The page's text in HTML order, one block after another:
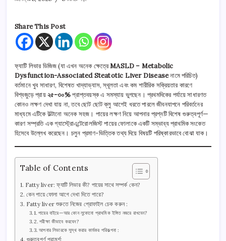
Share This Post
ফ্যাটি লিভার ডিজিজ (যা এখন অনেক ক্ষেত্রেMASLD – Metabolic
Dysfunction-Associated Steatotic Liver Diseaseনামে পরিচিত)
বর্তমানে খুব সাধারণ, বিশেষত খাদ্যাভ্যাস, স্থূলতা এবং কম শারীরিক সক্রিয়তার কারণে
বিশ্বজুড়ে প্রায়২৫-৩০%প্রাপ্তবয়স্ক এ সমস্যায় ভুগছেন। প্রথমদিকের পর্যায়ে সাধারণত
কোনও লক্ষণ দেখা যায় না, তবে ছোট ছোট ক্লু আগেই ধরতে পারলে জীবনযাপনে পরিবর্তনের
মাধ্যমে এটিকে উল্টানো অনেক সহজ। পায়ের লক্ষণ নিয়ে আপনার প্রশ্নটি বিশেষ গুরুত্বপূর্ণ—
কারণ সম্প্রতি এক গ্যাস্ট্রোএন্টেরোলজিস্ট পায়ের ফোলাকে একটি সম্ভাব্য প্রাথমিক সংকেত
হিসেবে উল্লেখ করেছেন। চলুন প্রমাণ-ভিত্তিক তথ্য দিয়ে বিষয়টি পরিষ্কারভাবে বোঝা যাক।
Table of Contents
Fatty liver: ফ্যাটি লিভার কী? পায়ের সাথে সম্পর্ক কেন?
কেন পায়ে ফোলা আগে দেখা দিতে পারে?
Fatty liver শুরুতে নিজের প্রোফাইল চেক করুন :
পায়ের বাইরে—আর কোন লুকোনো প্রাথমিক ইঙ্গিত নজরে রাখবেন?
পরীক্ষা কীভাবে করবেন?
আপনার লিভারকে সুস্থ করার কার্যকর পরিকল্পনা :
গুরুত্বপূর্ণ পরামর্শ: